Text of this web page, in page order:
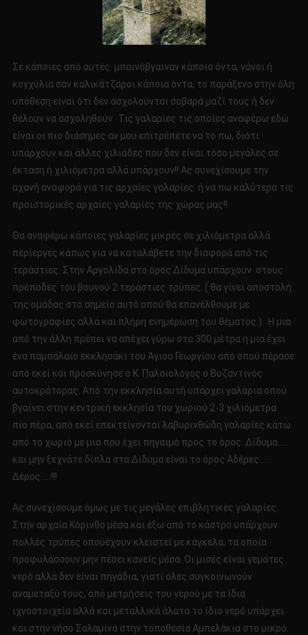
Σε κάποιες από αυτές μπαινόβγαιναν κάποια όντα, νάνοι ή
κογχύλια σαν καλικάτζαροι κάποια όντα, το παράξενο στην όλη
υπόθεση είναι ότι δεν ασχολούνται σοβαρά μαζί τους ή δεν
θέλουν να ασχοληθούν. Τις γαλαρίες τις οποίες αναφέρω εδώ
είναι οι πιο διάσημες αν μου επιτρέπετε να το πω, διότι
υπάρχουν και άλλες χιλιάδες που δεν είναι τόσο μεγάλες σε
έκταση ή χιλιόμετρα αλλά υπάρχουν!! Ας συνεχίσουμε την
αχανή αναφορά για τις αρχαίες γαλαρίες ή να πω καλύτερα τις
προϊστορικές αρχαίες γαλαρίες της χώρας μας!!
Θα αναφέρω κάποιες γαλαρίες μικρές σε χιλιόμετρα αλλά
περίεργες κάπως για να καταλάβετε την διαφορά από τις
τεράστιες. Στην Αργολίδα στο όρος Δίδυμα υπάρχουν στους
πρόποδες του βουνού 2 τεράστιες τρύπες. ( θα γίνει αποστολή
της ομάδας στο σημείο αυτό οπού θα επανέλθουμε με
φωτογραφίες αλλά και πλήρη ενημέρωση του θέματος ). Η μια
από την άλλη πρέπει να απέχει γύρω στα 300 μέτρα η μια έχει
ένα παμπάλαιο εκκλησάκι του Άγιου Γεωργίου από οπού πέρασε
από εκεί και προσκύνησε ο Κ. Παλαιολόγος ο Βυζαντινός
αυτοκράτορας. Από την εκκλησία αυτή υπάρχει γαλάρια οπού
βγαίνει στην κεντρική εκκλησία του χωριού 2-3 χιλιόμετρα
πιο πέρα, από εκεί επεκτείνονται λαβυρινθώδη γαλαρίες κάτω
από το χωριό με μια που έχει πηγαιμό προς το όρος Δίδυμα…..
και μην ξεχνάτε δίπλα στα Δίδυμα είναι το όρος Αδέρες….
Δέρος ….!!!
Ας συνεχίσουμε όμως με τις μεγάλες επιβλητικές γαλαρίες.
Στην αρχαία Κόρινθο μέσα και έξω από το κάστρο υπάρχουν
πολλές τρύπες οπούέχουν κλειστεί με κάγκελα, τα οποία
προφυλάσσουν μην πέσει κανείς μέσα. Οι μισές είναι γεμάτες
νερό αλλά δεν είναι πηγάδια, γιατί όλες συγκοινωνούν
αναμεταξύ τους, από μετρήσεις του νερού με τα ίδια
ιχνοστοιχεία αλλά και μεταλλικά άλατα το ίδιο νερό υπάρχει
και στην νήσο Σαλαμίνα στην τοποθεσία Αμπελάκια στο μικρό